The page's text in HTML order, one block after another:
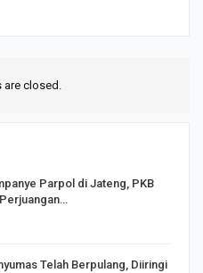
closed.
Parpol di Jateng, PKB
Telah Berpulang, Diiringi